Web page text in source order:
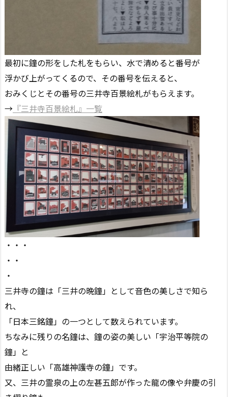
最初に鐘の形をした札をもらい、水で清めると番号が
浮かび上がってくるので、その番号を伝えると、
おみくじとその番号の三井寺百景絵札がもらえます。
→ 『三井寺百景絵札』一覧
・・・
・・
・
三井寺の鐘は「三井の晩鐘」として音色の美しさで知ら
れ、
「日本三銘鐘」の一つとして数えられています。
ちなみに残りの名鐘は、鐘の姿の美しい「宇治平等院の
鐘」と
由緒正しい「高雄神護寺の鐘」です。
又、三井の霊泉の上の左甚五郎が作った龍の像や弁慶の引